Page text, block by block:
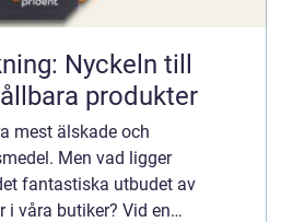
Nyckeln till
produkter
mest älskade och
Men vad ligger
fantastiska utbudet av
våra butiker? Vid en